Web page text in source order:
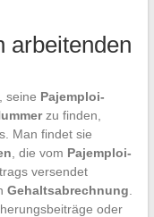
arbeitenden
seine Pajemploi-
zu finden,
Man findet sie
, die vom Pajemploi-
versendet
Gehaltsabrechnung
oder